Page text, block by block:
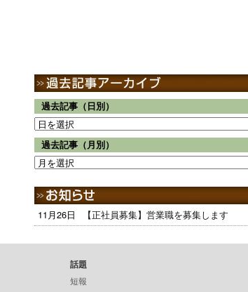
過去記事（日別）
過去記事（月別）
11月26日 【正社員募集】営業職を募集します
話題
短報